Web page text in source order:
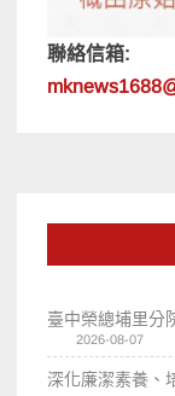
聯絡信箱:
臺中榮總埔里
2026-08-07
深化廉潔素養、